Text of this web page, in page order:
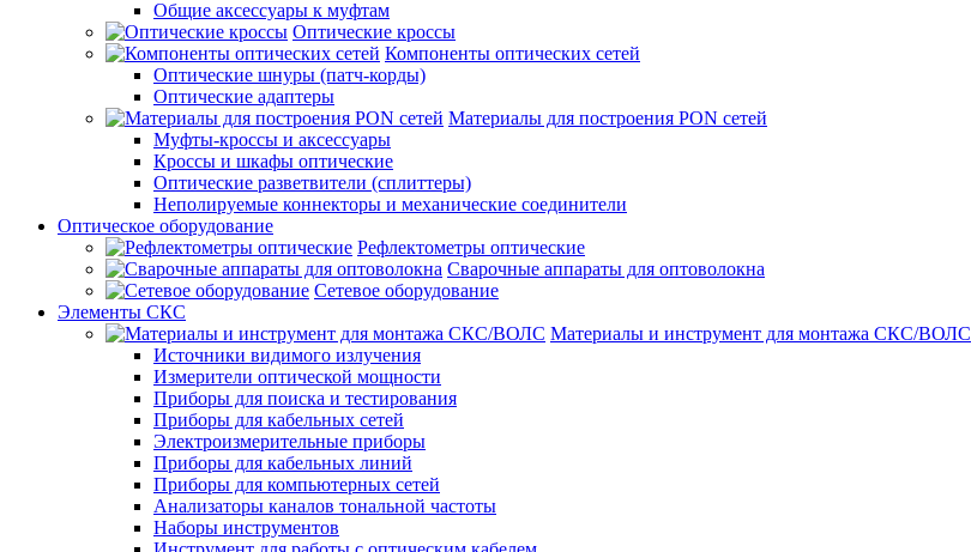
Общие аксессуары к муфтам
Оптические кроссы
Компоненты оптических сетей
Оптические шнуры (патч-корды)
Оптические адаптеры
Материалы для построения PON сетей
Муфты-кроссы и аксессуары
Кроссы и шкафы оптические
Оптические разветвители (сплиттеры)
Неполируемые коннекторы и механические соединители
Оптическое оборудование
Рефлектометры оптические
Сварочные аппараты для оптоволокна
Сетевое оборудование
Элементы СКС
Материалы и инструмент для монтажа СКС/ВОЛС
Источники видимого излучения
Измерители оптической мощности
Приборы для поиска и тестирования
Приборы для кабельных сетей
Электроизмерительные приборы
Приборы для кабельных линий
Приборы для компьютерных сетей
Анализаторы каналов тональной частоты
Наборы инструментов